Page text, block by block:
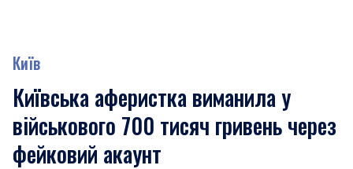
Київ
Київська аферистка виманила у
військового 700 тисяч гривень через
фейковий акаунт